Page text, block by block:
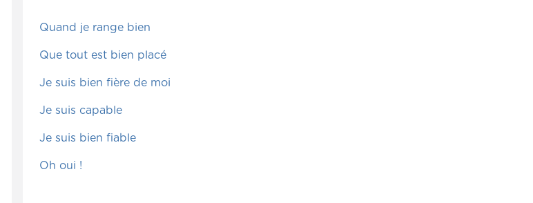
Quand je range bien
Que tout est bien placé
Je suis bien fière de moi
Je suis capable
Je suis bien fiable
Oh oui !